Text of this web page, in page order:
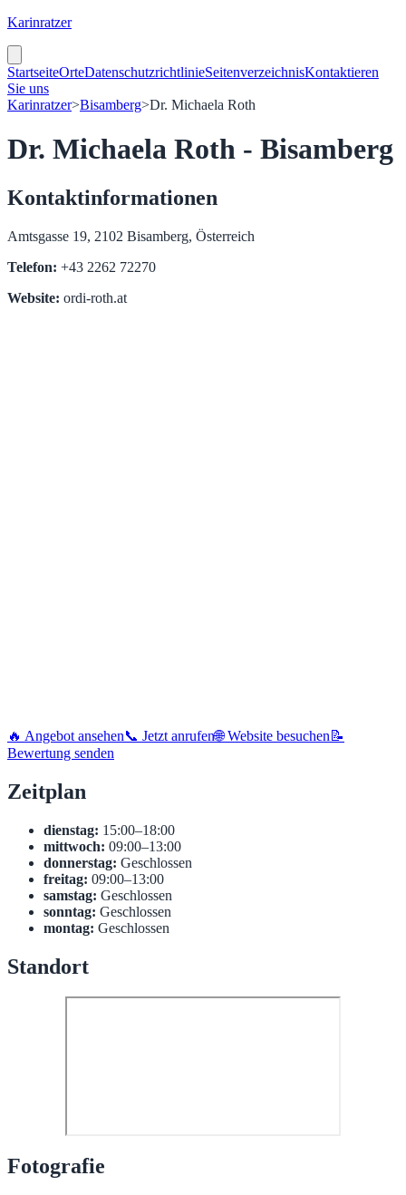
Karinratzer
StartseiteOrteDatenschutzrichtlinieSeitenverzeichnisKontaktieren
Sie uns
Karinratzer>Bisamberg>Dr. Michaela Roth
Dr. Michaela Roth - Bisamberg
Kontaktinformationen
Amtsgasse 19, 2102 Bisamberg, Österreich
Telefon: +43 2262 72270
Website: ordi-roth.at
🔥 Angebot ansehen📞 Jetzt anrufen🌐 Website besuchen 📝
Bewertung senden
Zeitplan
dienstag: 15:00–18:00
mittwoch: 09:00–13:00
donnerstag: Geschlossen
freitag: 09:00–13:00
samstag: Geschlossen
sonntag: Geschlossen
montag: Geschlossen
Standort
Fotografie